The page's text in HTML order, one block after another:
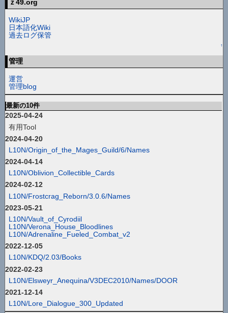
ｚ49.org
WikiJP
日本語化Wiki
過去ログ保管
↑
管理
運営
管理blog
最新の10件
2025-04-24
有用Tool
2024-04-20
L10N/Origin_of_the_Mages_Guild/6/Names
2024-04-14
L10N/Oblivion_Collectible_Cards
2024-02-12
L10N/Frostcrag_Reborn/3.0.6/Names
2023-05-21
L10N/Vault_of_Cyrodiil
L10N/Verona_House_Bloodlines
L10N/Adrenaline_Fueled_Combat_v2
2022-12-05
L10N/KDQ/2.03/Books
2022-02-23
L10N/Elsweyr_Anequina/V3DEC2010/Names/DOOR
2021-12-14
L10N/Lore_Dialogue_300_Updated